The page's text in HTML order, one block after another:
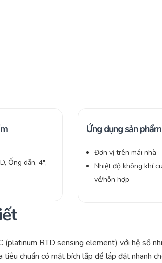
Ống dẫn, 4″,
Ứng dụng sản phẩm
Đơn vị trên mái nhà
Nhiệt độ không khí
về/hỗn hợp
(platinum RTD sensing element) với hệ số
tiêu chuẩn có mặt bích lắp để lắp đặt nhanh